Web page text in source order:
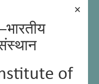
×
of